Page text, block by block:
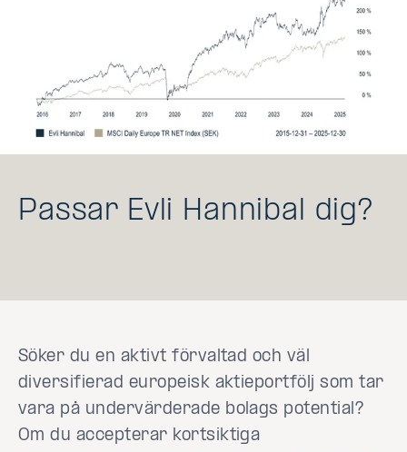
Passar Evli Hannibal dig?
Söker du en aktivt förvaltad och väl
diversifierad europeisk aktieportfölj som tar
vara på undervärderade bolags potential?
Om du accepterar kortsiktiga